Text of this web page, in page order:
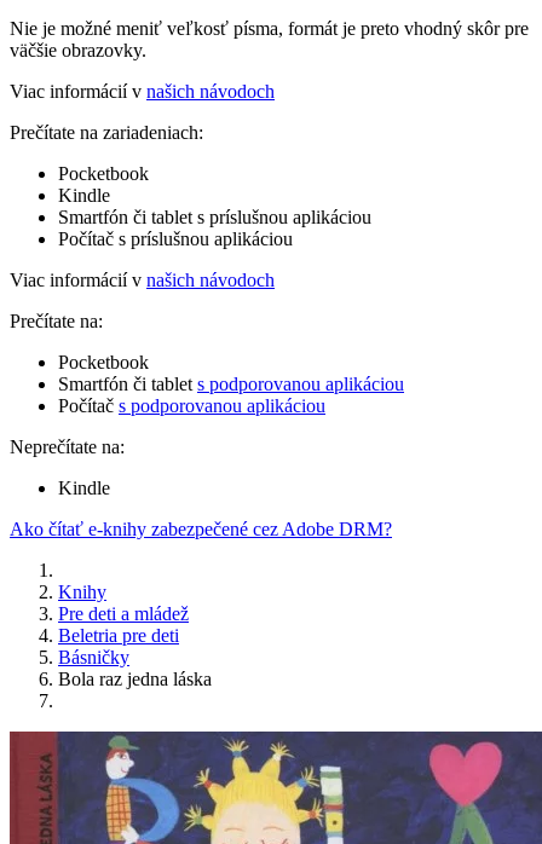
Nie je možné meniť veľkosť písma, formát je preto vhodný skôr pre
väčšie obrazovky.
Viac informácií v našich návodoch
Prečítate na zariadeniach:
Pocketbook
Kindle
Smartfón či tablet s príslušnou aplikáciou
Počítač s príslušnou aplikáciou
Viac informácií v našich návodoch
Prečítate na:
Pocketbook
Smartfón či tablet s podporovanou aplikáciou
Počítač s podporovanou aplikáciou
Neprečítate na:
Kindle
Ako čítať e-knihy zabezpečené cez Adobe DRM?
Knihy
Pre deti a mládež
Beletria pre deti
Básničky
Bola raz jedna láska